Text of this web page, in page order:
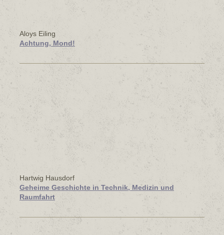
Aloys Eiling
Achtung, Mond!
Hartwig Hausdorf
Geheime Geschichte in Technik, Medizin und
Raumfahrt